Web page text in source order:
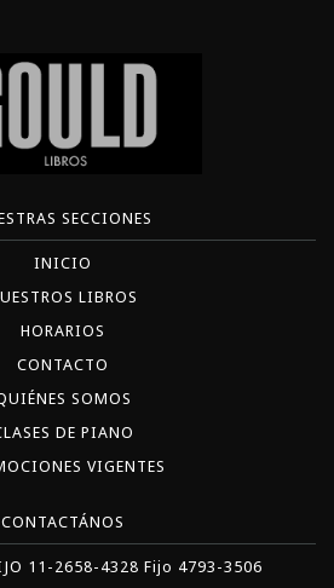
SECCIONES
INICIO
LIBROS
HORARIOS
CONTACTO
SOMOS
DE PIANO
VIGENTES
CONTACTÁNOS
11-2658-4328 Fijo 4793-3506